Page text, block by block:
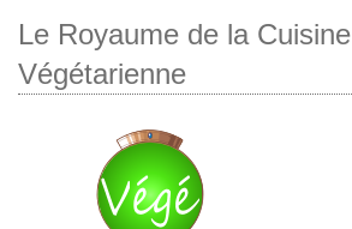
Le Royaume de la Cuisine
Végétarienne